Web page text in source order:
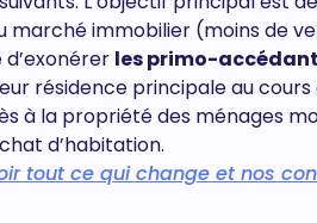
marché immobilier (moins de
les primo-
résidence principale au
à la propriété des ménages
d’habitation.
tout ce qui change et nos